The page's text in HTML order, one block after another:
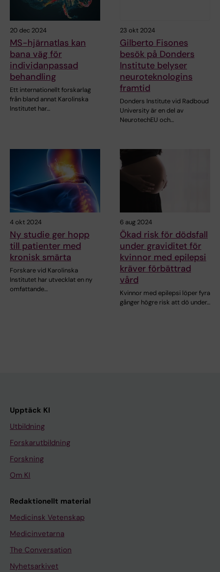
20 dec 2024
MS-hjärnatlas kan
bana väg för
individanpassad
behandling
Ett internationellt forskarlag
från bland annat Karolinska
Institutet har…
23 okt 2024
Gilberto Fisones
besök på Donders
Institute belyser
neuroteknologins
framtid
Donders Institute vid Radboud
University är en del av
NeurotechEU och…
4 okt 2024
Ny studie ger hopp
till patienter med
kronisk smärta
Forskare vid Karolinska
Institutet har utvecklat en ny
omfattande…
6 aug 2024
Ökad risk för dödsfall
under graviditet för
kvinnor med epilepsi
kräver förbättrad
vård
Kvinnor med epilepsi löper fyra
gånger högre risk att dö under…
Upptäck KI
Utbildning
Forskarutbildning
Forskning
Om KI
Redaktionellt material
Medicinsk Vetenskap
Medicinvetarna
The Conversation
Nyhetsarkivet